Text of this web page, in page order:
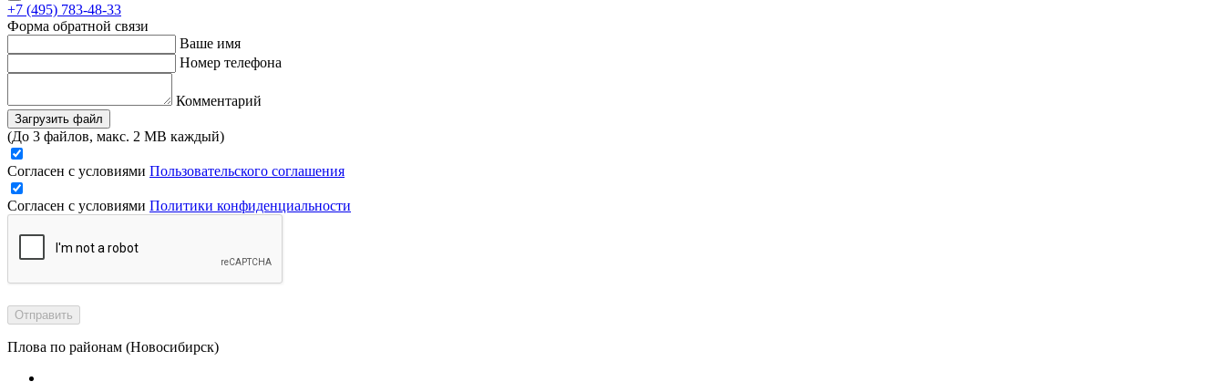
+7 (495) 783-48-33
Форма обратной связи
Ваше имя
Номер телефона
Комментарий
Загрузить файл
(До 3 файлов, макс. 2 MB каждый)
Согласен с условиями Пользовательского соглашения
Согласен с условиями Политики конфиденциальности
Отправить
Плова по районам (Новосибирск)